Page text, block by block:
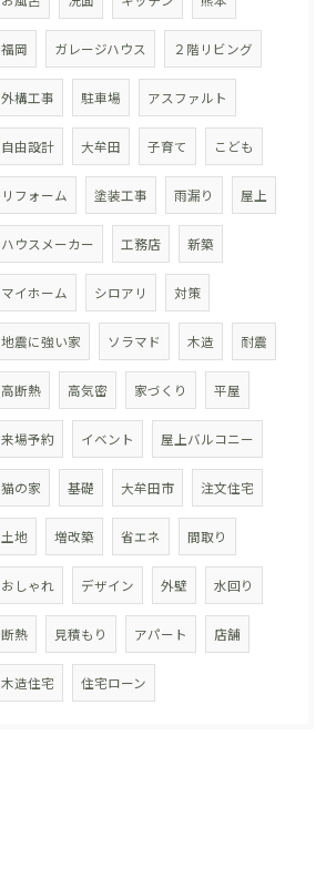
福岡 ガレージハウス ２階リビング
外構工事 駐車場 アスファルト
自由設計 大牟田 子育て こども
リフォーム 塗装工事 雨漏り 屋上
ハウスメーカー 工務店 新築
マイホーム シロアリ 対策
地震に強い家 ソラマド 木造 耐震
高断熱 高気密 家づくり 平屋
来場予約 イベント 屋上バルコニー
猫の家 基礎 大牟田市 注文住宅
土地 増改築 省エネ 間取り
おしゃれ デザイン 外壁 水回り
断熱 見積もり アパート 店舗
木造住宅 住宅ローン